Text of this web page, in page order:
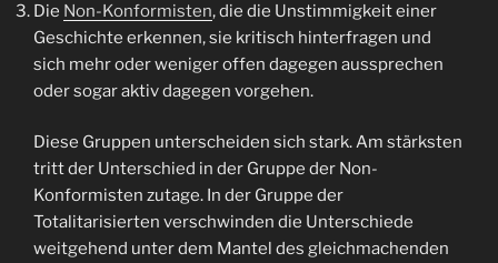
Die Non-Konformisten, die die Unstimmigkeit einer
Geschichte erkennen, sie kritisch hinterfragen und
sich mehr oder weniger offen dagegen aussprechen
oder sogar aktiv dagegen vorgehen.
Diese Gruppen unterscheiden sich stark. Am stärksten
tritt der Unterschied in der Gruppe der Non-
Konformisten zutage. In der Gruppe der
Totalitarisierten verschwinden die Unterschiede
weitgehend unter dem Mantel des gleichmachenden